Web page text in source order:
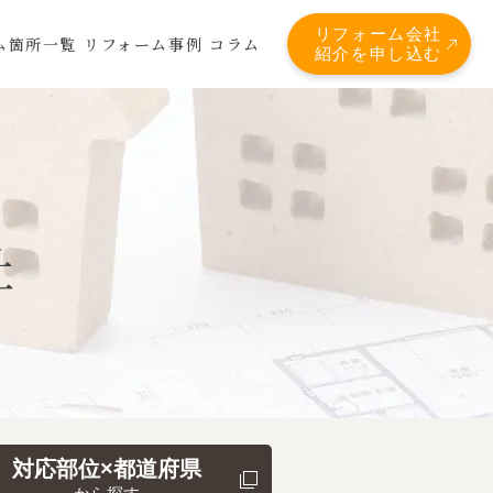
箇所一覧 リフォーム事例 コラム
リフォーム会社
紹介を申し込む
対応部位×都道府県